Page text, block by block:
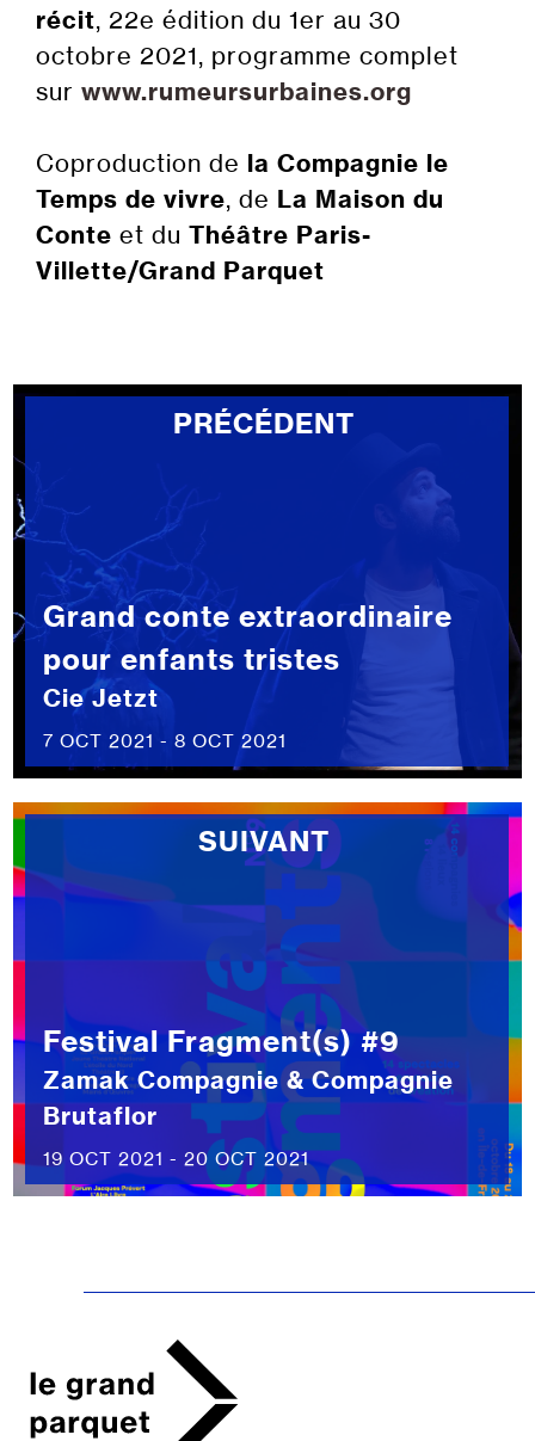
récit, 22e édition du 1er au 30
octobre 2021, programme complet
sur www.rumeursurbaines.org
Coproduction de la Compagnie le
Temps de vivre, de La Maison du
Conte et du Théâtre Paris-
Villette/Grand Parquet
PRÉCÉDENT
Grand conte extraordinaire
pour enfants tristes
Cie Jetzt
7 OCT 2021 - 8 OCT 2021
SUIVANT
Festival Fragment(s) #9
Zamak Compagnie & Compagnie
Brutaflor
19 OCT 2021 - 20 OCT 2021